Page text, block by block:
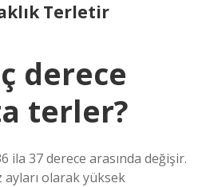
Terletir
derece
terler?
ila 37 derece arasında değişir.
ayları olarak yüksek